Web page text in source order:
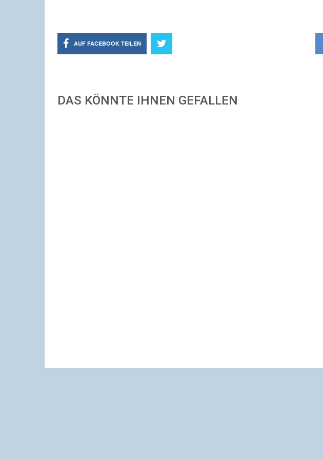
AUF FACEBOOK TEILEN
DAS KÖNNTE IHNEN GEFALLEN